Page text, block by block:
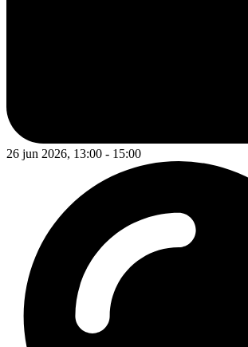
26 jun 2026, 13:00 - 15:00